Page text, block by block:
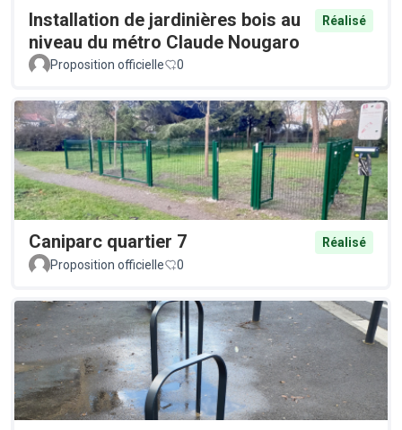
Installation de jardinières bois au
niveau du métro Claude Nougaro
Réalisé
Proposition officielle 0
Caniparc quartier 7
Réalisé
Proposition officielle
0